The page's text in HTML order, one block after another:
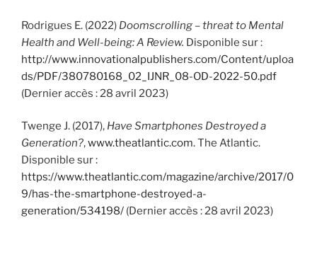
Rodrigues E. (2022) Doomscrolling – threat to Mental
Health and Well-being: A Review. Disponible sur :
http://www.innovationalpublishers.com/Content/uploa
ds/PDF/380780168_02_IJNR_08-OD-2022-50.pdf
(Dernier accès : 28 avril 2023)
Twenge J. (2017), Have Smartphones Destroyed a
Generation?,www.theatlantic.com. The Atlantic.
Disponible sur :
https://www.theatlantic.com/magazine/archive/2017/0
9/has-the-smartphone-destroyed-a-
generation/534198/ (Dernier accès : 28 avril 2023)